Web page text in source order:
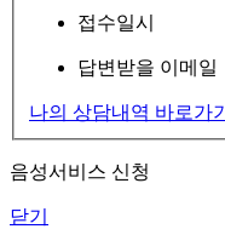
접수일시
답변받을 이메일
나의 상담내역 바로가기
음성서비스 신청
닫기